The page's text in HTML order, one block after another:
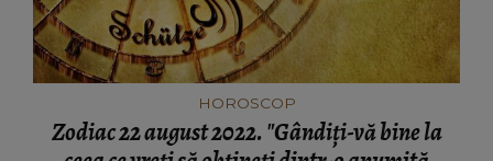
HOROSCOP
Zodiac 22 august 2022. "Gândiți-vă bine la